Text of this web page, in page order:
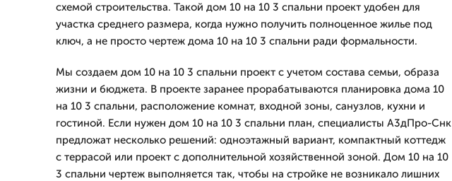
схемой строительства. Такой дом 10 на 10 3 спальни проект удобен для
участка среднего размера, когда нужно получить полноценное жилье под
ключ, а не просто чертеж дома 10 на 10 3 спальни ради формальности.
Мы создаем дом 10 на 10 3 спальни проект с учетом состава семьи, образа
жизни и бюджета. В проекте заранее прорабатываются планировка дома 10
на 10 3 спальни, расположение комнат, входной зоны, санузлов, кухни и
гостиной. Если нужен дом 10 на 10 3 спальни план, специалисты А3дПро-Снк
предложат несколько решений: одноэтажный вариант, компактный коттедж
с террасой или проект с дополнительной хозяйственной зоной. Дом 10 на 10
3 спальни чертеж выполняется так, чтобы на стройке не возникало лишних